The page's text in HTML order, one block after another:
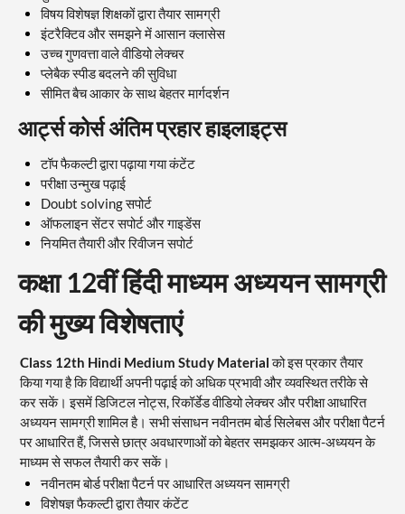
विषय विशेषज्ञ शिक्षकों द्वारा तैयार सामग्री
इंटरैक्टिव और समझने में आसान क्लासेस
उच्च गुणवत्ता वाले वीडियो लेक्चर
प्लेबैक स्पीड बदलने की सुविधा
सीमित बैच आकार के साथ बेहतर मार्गदर्शन
आर्ट्स कोर्स अंतिम प्रहार हाइलाइट्स
टॉप फैकल्टी द्वारा पढ़ाया गया कंटेंट
परीक्षा उन्मुख पढ़ाई
Doubt solving सपोर्ट
ऑफलाइन सेंटर सपोर्ट और गाइडेंस
नियमित तैयारी और रिवीजन सपोर्ट
कक्षा 12वीं हिंदी माध्यम अध्ययन सामग्री
की मुख्य विशेषताएं
Class 12th Hindi Medium Study Materialको इस प्रकार तैयार
किया गया है कि विद्यार्थी अपनी पढ़ाई को अधिक प्रभावी और व्यवस्थित तरीके से
कर सकें। इसमें डिजिटल नोट्स, रिकॉर्डेड वीडियो लेक्चर और परीक्षा आधारित
अध्ययन सामग्री शामिल है। सभी संसाधन नवीनतम बोर्ड सिलेबस और परीक्षा पैटर्न
पर आधारित हैं, जिससे छात्र अवधारणाओं को बेहतर समझकर आत्म-अध्ययन के
माध्यम से सफल तैयारी कर सकें।
नवीनतम बोर्ड परीक्षा पैटर्न पर आधारित अध्ययन सामग्री
विशेषज्ञ फैकल्टी द्वारा तैयार कंटेंट